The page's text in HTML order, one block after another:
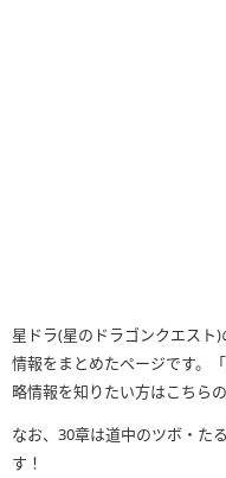
星ドラ(星のドラゴンクエスト
情報をまとめたページです。
略情報を知りたい方はこちら
なお、30章は道中のツボ・た
す！